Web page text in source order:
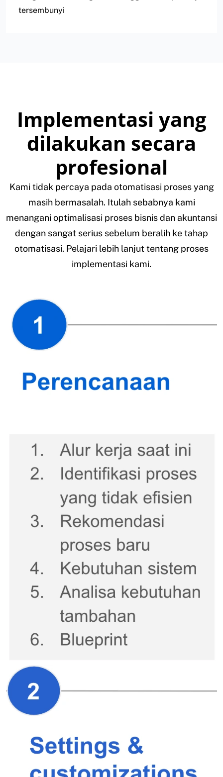
tersembunyi
Implementasi yang
dilakukan secara
profesional
Kami tidak percaya pada otomatisasi proses yang
masih bermasalah. Itulah sebabnya kami
menangani optimalisasi proses bisnis dan akuntansi
dengan sangat serius sebelum beralih ke tahap
otomatisasi. Pelajari lebih lanjut tentang proses
implementasi kami.